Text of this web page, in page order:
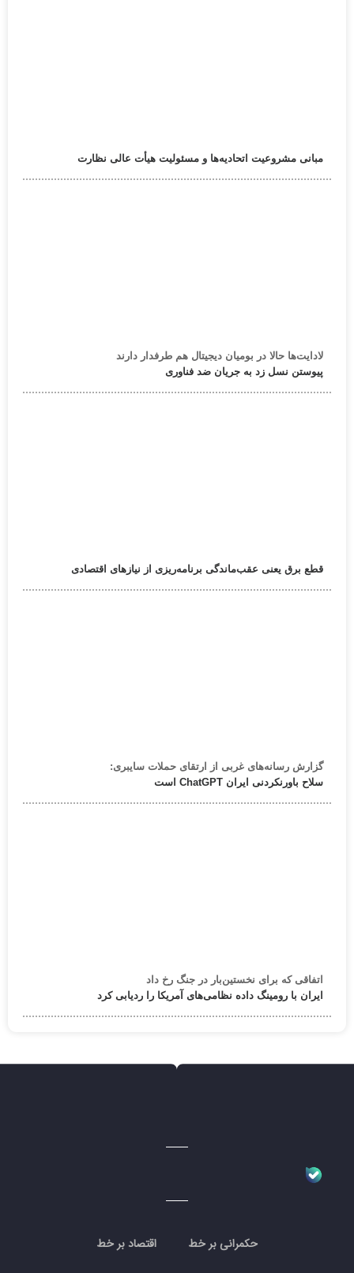
مبانی مشروعیت اتحادیه‌ها و مسئولیت هیأت عالی نظارت
لادایت‌ها حالا در بومیان دیجیتال هم طرفدار دارند
پیوستن نسل زد به جریان ضد فناوری
قطع برق یعنی عقب‌ماندگی برنامه‌ریزی از نیازهای اقتصادی
گزارش رسانه‌های غربی از ارتقای حملات سایبری:
سلاح باورنکردنی ایران ChatGPT است
اتفاقی که برای نخستین‌بار در جنگ رخ داد
ایران با رومینگ داده نظامی‌های آمریکا را ردیابی کرد
حکمرانی بر خط اقتصاد بر خط